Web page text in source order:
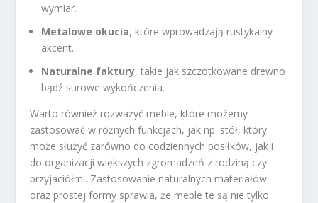
wymiar.
Metalowe okucia, które wprowadzają rustykalny
akcent.
Naturalne faktury, takie jak szczotkowane drewno
bądź surowe wykończenia.
Warto również rozważyć meble, które możemy
zastosować w różnych funkcjach, jak np. stół, który
może służyć zarówno do codziennych posiłków, jak i
do organizacji większych zgromadzeń z rodziną czy
przyjaciółmi. Zastosowanie naturalnych materiałów
oraz prostej formy sprawia, że meble te są nie tylko